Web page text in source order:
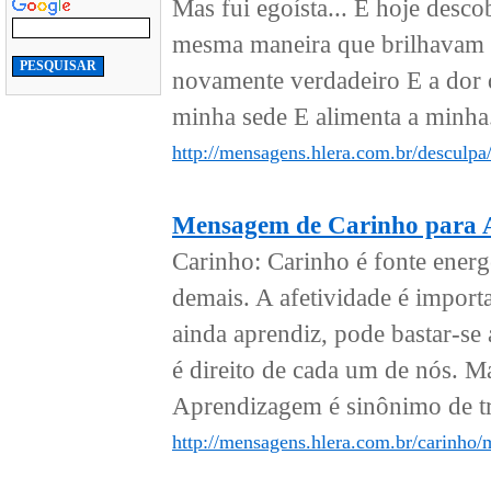
Mas fui egoísta... E hoje
mesma maneira que
novamente verdadeiro E a
minha sede E alimenta a
http://mensagens.hlera.com.br/
Mensagem de Carinho para
Carinho: Carinho é fonte
demais. A afetividade é
ainda aprendiz, pode bastar-
é direito de cada um de nós.
Aprendizagem é sinônimo de
http://mensagens.hlera.com.br/